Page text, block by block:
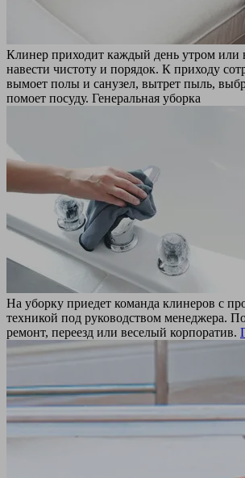
Клинер приходит каждый день утром или
навести чистоту и порядок. К приходу
вымоет полы и санузел, вытрет пыль,
помоет посуду. Генеральная уборка
На уборку приедет команда клинеров с
техникой под руководством менеджера.
ремонт, переезд или веселый корпоратив.